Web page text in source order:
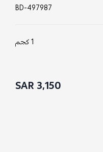
BD-497987
1 كجم
3,150 SAR